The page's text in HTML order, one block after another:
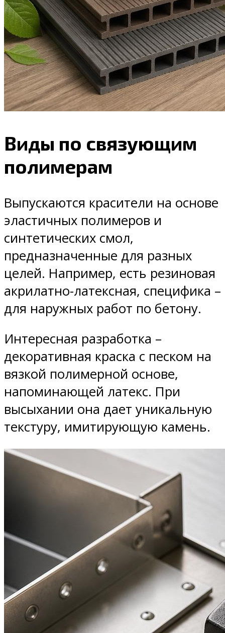
Виды по связующим
полимерам
Выпускаются красители на основе
эластичных полимеров и
синтетических смол,
предназначенные для разных
целей. Например, есть резиновая
акрилатно-латексная, специфика –
для наружных работ по бетону.
Интересная разработка –
декоративная краска с песком на
вязкой полимерной основе,
напоминающей латекс. При
высыхании она дает уникальную
текстуру, имитирующую камень.